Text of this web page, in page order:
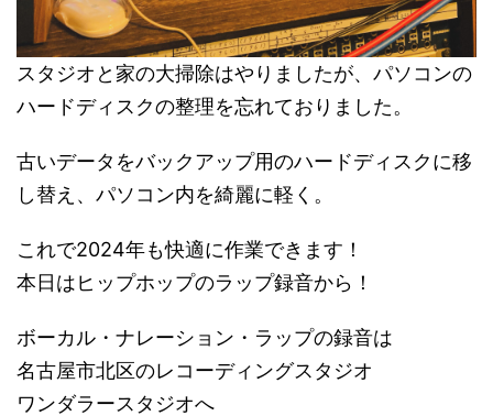
スタジオと家の大掃除はやりましたが、パソコンの
ハードディスクの整理を忘れておりました。
古いデータをバックアップ用のハードディスクに移
し替え、パソコン内を綺麗に軽く。
これで2024年も快適に作業できます！
本日はヒップホップのラップ録音から！
ボーカル・ナレーション・ラップの録音は
名古屋市北区のレコーディングスタジオ
ワンダラースタジオへ